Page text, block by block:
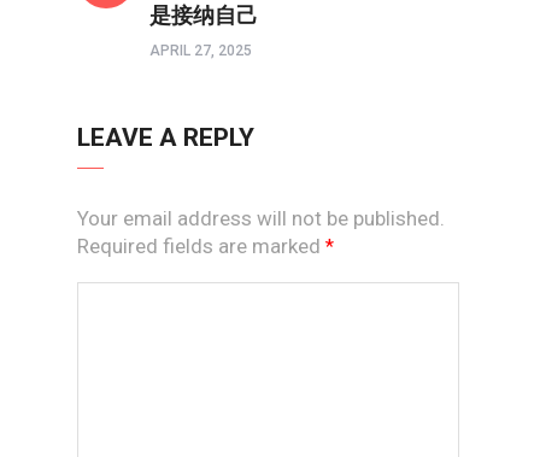
是接纳自己
APRIL 27, 2025
LEAVE A REPLY
Your email address will not be published.
Required fields are marked *